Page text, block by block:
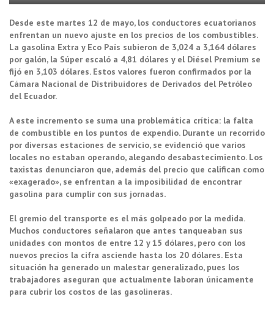
Desde este martes 12 de mayo, los conductores ecuatorianos
enfrentan un nuevo ajuste en los precios de los combustibles.
La gasolina Extra y Eco País subieron de 3,024 a 3,164 dólares
por galón, la Súper escaló a 4,81 dólares y el Diésel Premium se
fijó en 3,103 dólares. Estos valores fueron confirmados por la
Cámara Nacional de Distribuidores de Derivados del Petróleo
del Ecuador.
A este incremento se suma una problemática crítica: la falta
de combustible en los puntos de expendio. Durante un recorrido
por diversas estaciones de servicio, se evidenció que varios
locales no estaban operando, alegando desabastecimiento. Los
taxistas denunciaron que, además del precio que califican como
«exagerado», se enfrentan a la imposibilidad de encontrar
gasolina para cumplir con sus jornadas.
El gremio del transporte es el más golpeado por la medida.
Muchos conductores señalaron que antes tanqueaban sus
unidades con montos de entre 12 y 15 dólares, pero con los
nuevos precios la cifra asciende hasta los 20 dólares. Esta
situación ha generado un malestar generalizado, pues los
trabajadores aseguran que actualmente laboran únicamente
para cubrir los costos de las gasolineras.